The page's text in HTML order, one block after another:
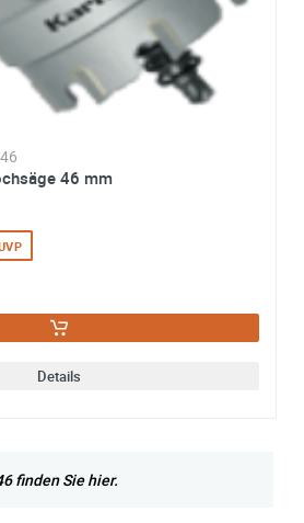
Bearbeitung Ihrer Anfrage gelöscht. Sie
jederzeit für die Zukunft per E-
Informationen zum Umgang mit
Sie in unserer
Datenschutzerklärung
46 mm
Details
finden Sie hier.